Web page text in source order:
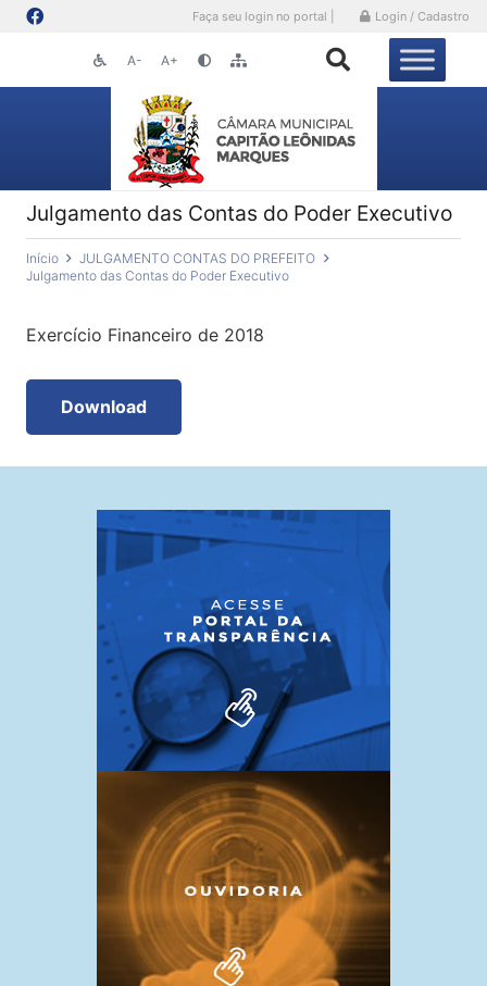
Faça seu login no portal | Login / Cadastro
A- A+
Julgamento das Contas do Poder Executivo
Início
JULGAMENTO CONTAS DO PREFEITO
Julgamento das Contas do Poder Executivo
Exercício Financeiro de 2018
Download